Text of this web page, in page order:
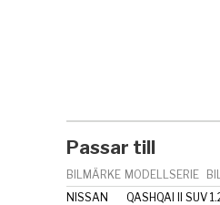
Passar till
BILMÄRKE MODELLSERIE
NISSAN
QASHQAI II SUV